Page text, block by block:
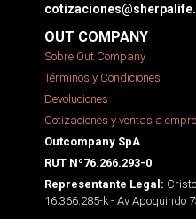
OUT COMPANY
Sobre Out Company
Términos y Condiciones
Devoluciones
Cotizaciones y ventas a
Outcompany SpA
RUT Nº76.266.293-0
Representante Legal:
16.366.285-k - Av Apoquindo